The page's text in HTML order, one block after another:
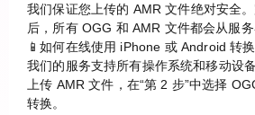
我们保证您上传的 AMR 文件绝对安全
后，所有 OGG 和 AMR 文件都会从服务
📱如何在线使用 iPhone 或 Android 转
我们的服务支持所有操作系统和移动设
上传 AMR 文件，在“第 2 步”中选择
转换。